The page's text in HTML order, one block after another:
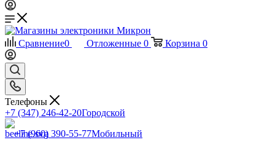
Сравнение0 Отложенные 0 Корзина 0
Телефоны
+7 (347) 246-42-20Городской
+7 (960) 390-55-77Мобильный